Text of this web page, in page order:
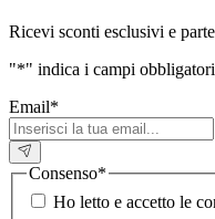
Ricevi sconti esclusivi e
"*" indica i campi obbligatori
Email*
Consenso*
Ho letto e accetto le